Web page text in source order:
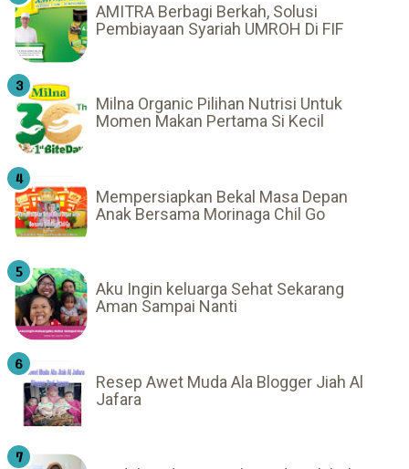
AMITRA Berbagi Berkah, Solusi
Pembiayaan Syariah UMROH Di FIF
Milna Organic Pilihan Nutrisi Untuk
Momen Makan Pertama Si Kecil
Mempersiapkan Bekal Masa Depan
Anak Bersama Morinaga Chil Go
Aku Ingin keluarga Sehat Sekarang
Aman Sampai Nanti
Resep Awet Muda Ala Blogger Jiah Al
Jafara